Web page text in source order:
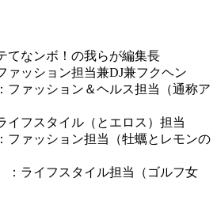
てなンボ！の我らが編集長
ァッション担当兼DJ兼フクヘン
ファッション＆ヘルス担当（通称ア
イフスタイル（とエロス）担当
ファッション担当（牡蠣とレモンの
：ライフスタイル担当（ゴルフ女